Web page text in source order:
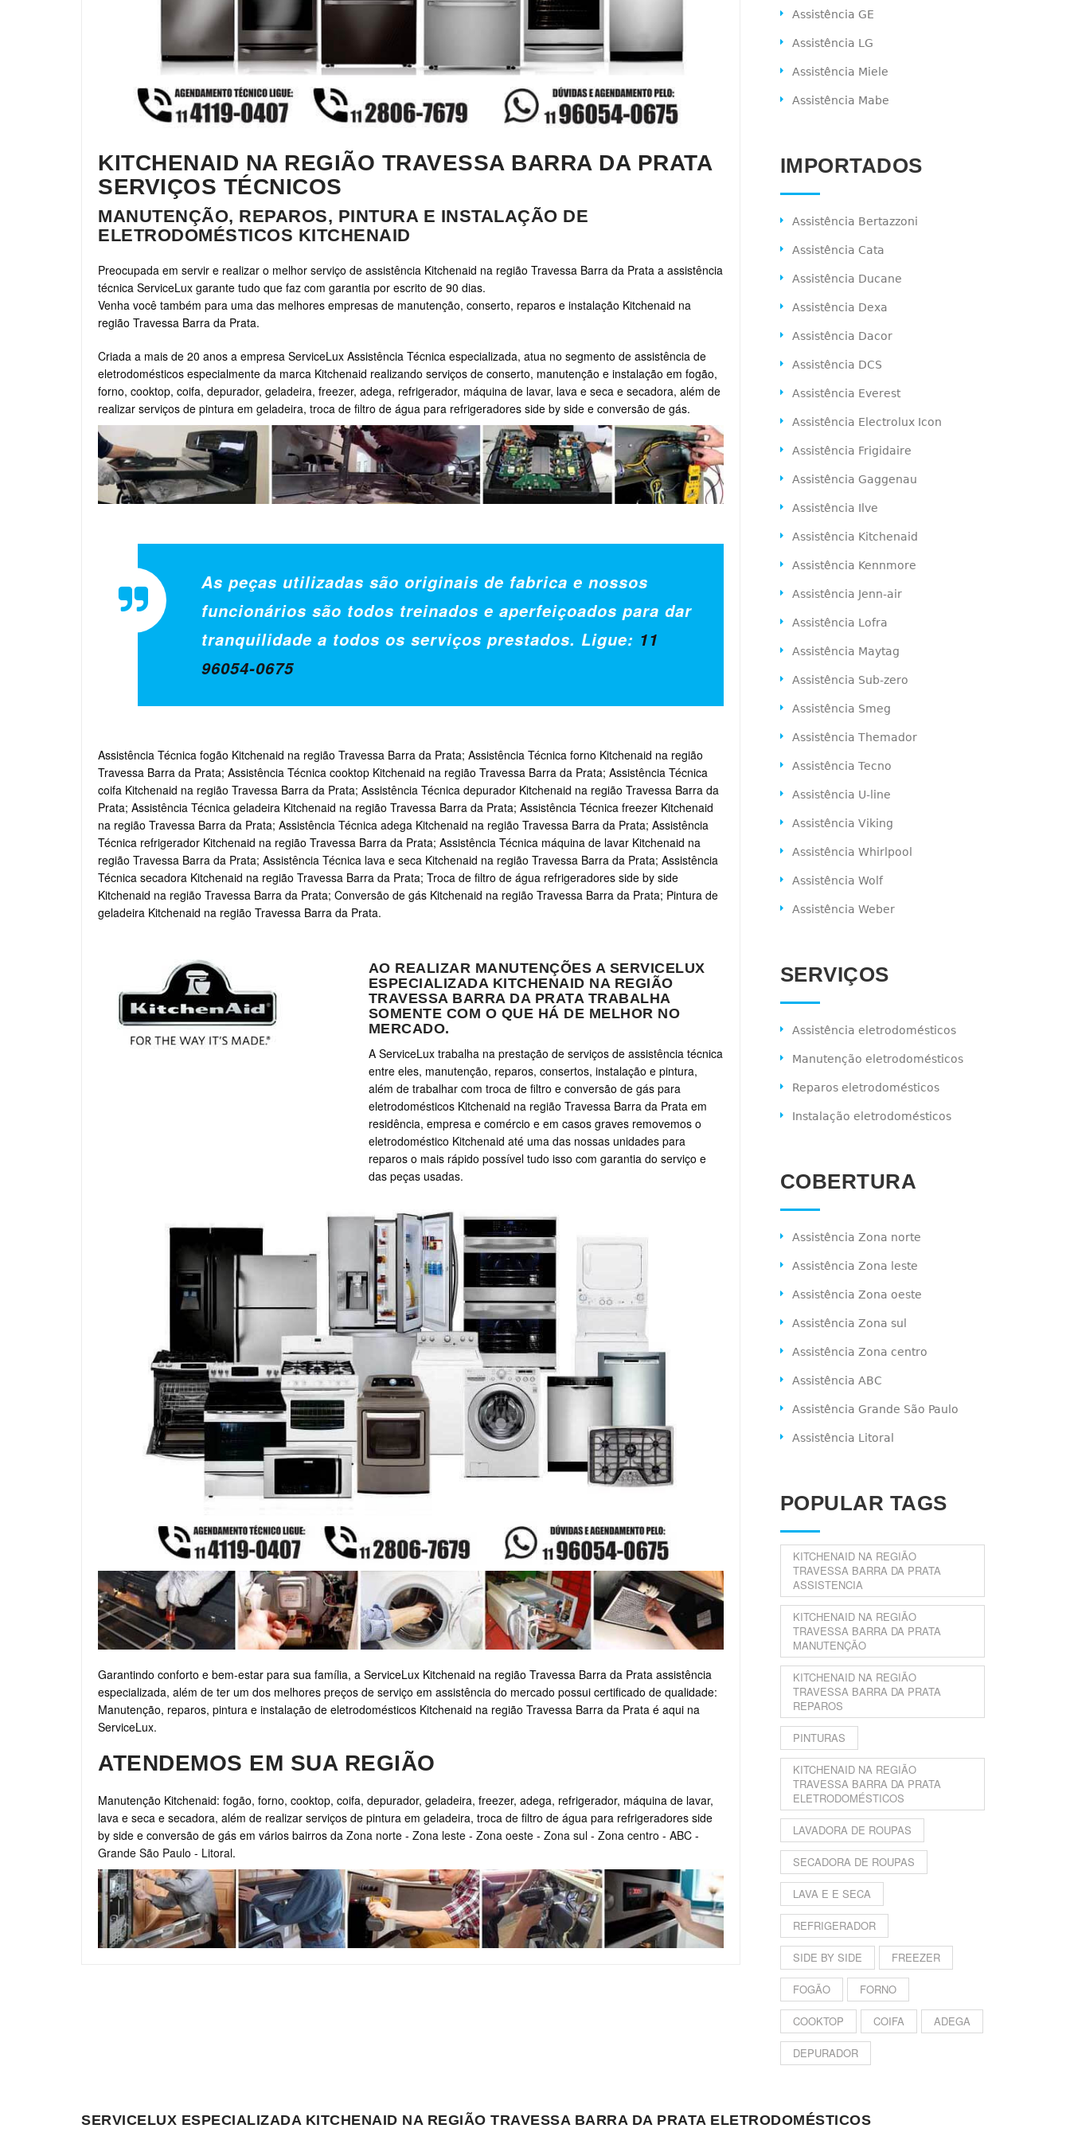
KITCHENAID NA REGIÃO TRAVESSA BARRA DA PRATA
SERVIÇOS TÉCNICOS
MANUTENÇÃO, REPAROS, PINTURA E INSTALAÇÃO DE
ELETRODOMÉSTICOS KITCHENAID
Preocupada em servir e realizar o melhor serviço de assistência Kitchenaid na região Travessa Barra da Prata a assistência
técnica ServiceLux garante tudo que faz com garantia por escrito de 90 dias.
Venha você também para uma das melhores empresas de manutenção, conserto, reparos e instalação Kitchenaid na
região Travessa Barra da Prata.
Criada a mais de 20 anos a empresa ServiceLux Assistência Técnica especializada, atua no segmento de assistência de
eletrodomésticos especialmente da marca Kitchenaid realizando serviços de conserto, manutenção e instalação em fogão,
forno, cooktop, coifa, depurador, geladeira, freezer, adega, refrigerador, máquina de lavar, lava e seca e secadora, além de
realizar serviços de pintura em geladeira, troca de filtro de água para refrigeradores side by side e conversão de gás.
As peças utilizadas são originais de fabrica e nossos
funcionários são todos treinados e aperfeiçoados para dar
tranquilidade a todos os serviços prestados. Ligue: 11
96054-0675
Assistência Técnica fogão Kitchenaid na região Travessa Barra da Prata; Assistência Técnica forno Kitchenaid na região
Travessa Barra da Prata; Assistência Técnica cooktop Kitchenaid na região Travessa Barra da Prata; Assistência Técnica
coifa Kitchenaid na região Travessa Barra da Prata; Assistência Técnica depurador Kitchenaid na região Travessa Barra da
Prata; Assistência Técnica geladeira Kitchenaid na região Travessa Barra da Prata; Assistência Técnica freezer Kitchenaid
na região Travessa Barra da Prata; Assistência Técnica adega Kitchenaid na região Travessa Barra da Prata; Assistência
Técnica refrigerador Kitchenaid na região Travessa Barra da Prata; Assistência Técnica máquina de lavar Kitchenaid na
região Travessa Barra da Prata; Assistência Técnica lava e seca Kitchenaid na região Travessa Barra da Prata; Assistência
Técnica secadora Kitchenaid na região Travessa Barra da Prata; Troca de filtro de água refrigeradores side by side
Kitchenaid na região Travessa Barra da Prata; Conversão de gás Kitchenaid na região Travessa Barra da Prata; Pintura de
geladeira Kitchenaid na região Travessa Barra da Prata.
AO REALIZAR MANUTENÇÕES A SERVICELUX
ESPECIALIZADA KITCHENAID NA REGIÃO
TRAVESSA BARRA DA PRATA TRABALHA
SOMENTE COM O QUE HÁ DE MELHOR NO
MERCADO.
A ServiceLux trabalha na prestação de serviços de assistência técnica
entre eles, manutenção, reparos, consertos, instalação e pintura,
além de trabalhar com troca de filtro e conversão de gás para
eletrodomésticos Kitchenaid na região Travessa Barra da Prata em
residência, empresa e comércio e em casos graves removemos o
eletrodoméstico Kitchenaid até uma das nossas unidades para
reparos o mais rápido possível tudo isso com garantia do serviço e
das peças usadas.
Garantindo conforto e bem-estar para sua família, a ServiceLux Kitchenaid na região Travessa Barra da Prata assistência
especializada, além de ter um dos melhores preços de serviço em assistência do mercado possui certificado de qualidade:
Manutenção, reparos, pintura e instalação de eletrodomésticos Kitchenaid na região Travessa Barra da Prata é aqui na
ServiceLux.
ATENDEMOS EM SUA REGIÃO
Manutenção Kitchenaid: fogão, forno, cooktop, coifa, depurador, geladeira, freezer, adega, refrigerador, máquina de lavar,
lava e seca e secadora, além de realizar serviços de pintura em geladeira, troca de filtro de água para refrigeradores side
by side e conversão de gás em vários bairros da Zona norte - Zona leste - Zona oeste - Zona sul - Zona centro - ABC -
Grande São Paulo - Litoral.
Assistência GE
Assistência LG
Assistência Miele
Assistência Mabe
IMPORTADOS
Assistência Bertazzoni
Assistência Cata
Assistência Ducane
Assistência Dexa
Assistência Dacor
Assistência DCS
Assistência Everest
Assistência Electrolux Icon
Assistência Frigidaire
Assistência Gaggenau
Assistência Ilve
Assistência Kitchenaid
Assistência Kennmore
Assistência Jenn-air
Assistência Lofra
Assistência Maytag
Assistência Sub-zero
Assistência Smeg
Assistência Themador
Assistência Tecno
Assistência U-line
Assistência Viking
Assistência Whirlpool
Assistência Wolf
Assistência Weber
SERVIÇOS
Assistência eletrodomésticos
Manutenção eletrodomésticos
Reparos eletrodomésticos
Instalação eletrodomésticos
COBERTURA
Assistência Zona norte
Assistência Zona leste
Assistência Zona oeste
Assistência Zona sul
Assistência Zona centro
Assistência ABC
Assistência Grande São Paulo
Assistência Litoral
POPULAR TAGS
KITCHENAID NA REGIÃO
TRAVESSA BARRA DA PRATA
ASSISTENCIA
KITCHENAID NA REGIÃO
TRAVESSA BARRA DA PRATA
MANUTENÇÃO
KITCHENAID NA REGIÃO
TRAVESSA BARRA DA PRATA
REPAROS
PINTURAS
KITCHENAID NA REGIÃO
TRAVESSA BARRA DA PRATA
ELETRODOMÉSTICOS
LAVADORA DE ROUPAS
SECADORA DE ROUPAS
LAVA E E SECA
REFRIGERADOR
SIDE BY SIDE FREEZER
FOGÃO FORNO
COOKTOP COIFA ADEGA
DEPURADOR
SERVICELUX ESPECIALIZADA KITCHENAID NA REGIÃO TRAVESSA BARRA DA PRATA ELETRODOMÉSTICOS